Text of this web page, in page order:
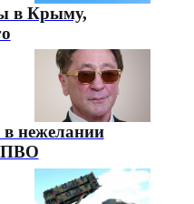
в Крыму,
нежелании
ПВО